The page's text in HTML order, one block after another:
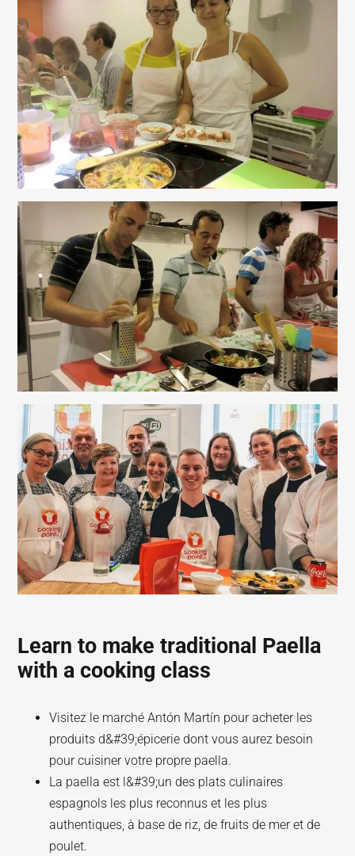
Learn to make traditional Paella
with a cooking class
Visitez le marché Antón Martín pour acheter les
produits d&#39;épicerie dont vous aurez besoin
pour cuisiner votre propre paella.
La paella est l&#39;un des plats culinaires
espagnols les plus reconnus et les plus
authentiques, à base de riz, de fruits de mer et de
poulet.